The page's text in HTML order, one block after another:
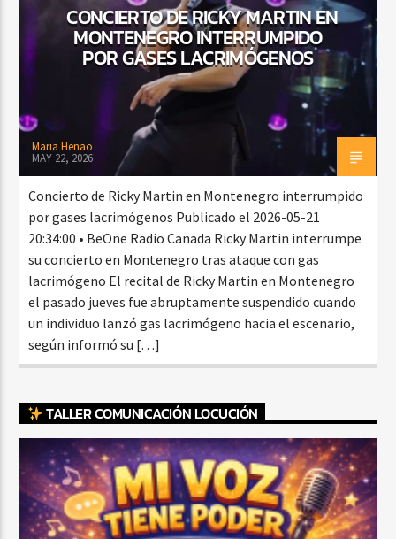
CURRENT SHOW
BACHATA Y VALLENATO
11:00 AM
CONCIERTO DE RICKY MARTIN EN
MONTENEGRO INTERRUMPIDO
POR GASES LACRIMÓGENOS
Maria Henao
MAY 22, 2026
Concierto de Ricky Martin en Montenegro interrumpido
por gases lacrimógenos Publicado el 2026-05-21
20:34:00 • BeOne Radio Canada Ricky Martin interrumpe
su concierto en Montenegro tras ataque con gas
lacrimógeno El recital de Ricky Martin en Montenegro
el pasado jueves fue abruptamente suspendido cuando
un individuo lanzó gas lacrimógeno hacia el escenario,
según informó su […]
TALLER COMUNICACIÓN LOCUCIÓN